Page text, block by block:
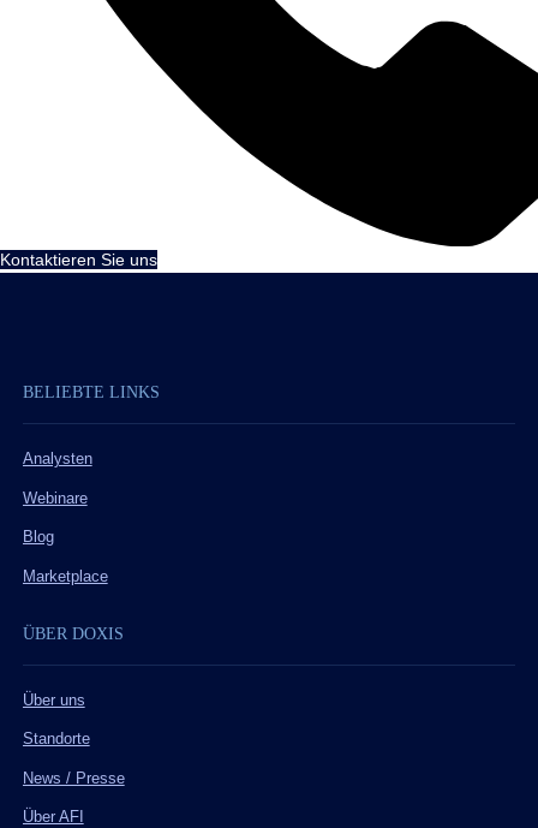
Kontaktieren Sie uns
BELIEBTE LINKS
Analysten
Webinare
Blog
Marketplace
ÜBER DOXIS
Über uns
Standorte
News / Presse
Über AFI